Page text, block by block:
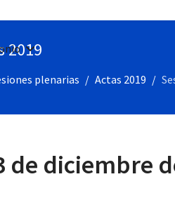
2019
plenarias Actas 2019
diciembre